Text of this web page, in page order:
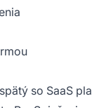
so SaaS